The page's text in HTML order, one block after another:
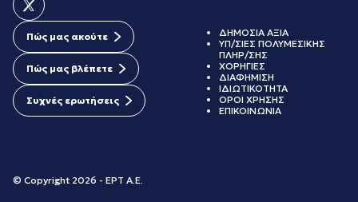
Πώς μας ακούτε
Πώς μας βλέπετε
Συχνές ερωτήσεις
© Copyright 2026 - ΕΡΤ Α.Ε.
ΔΗΜΟΣΙΑ ΑΞΙΑ
ΥΠ/ΣΙΕΣ ΠΟΛΥΜΕΣΙΚΗΣ
ΠΛΗΡ/ΣΗΣ
ΧΟΡΗΓΙΕΣ
ΔΙΑΦΗΜΙΣΗ
ΙΔΙΩΤΙΚΟΤΗΤΑ
ΟΡΟΙ ΧΡΗΣΗΣ
ΕΠΙΚΟΙΝΩΝΙΑ